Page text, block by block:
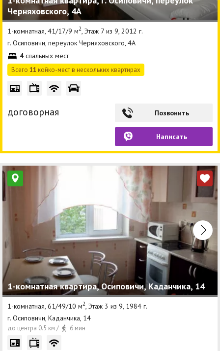
Черняховского, 4А
1-комнатная, 41/17/9 м2 , Этаж 7 из 9, 2012 г.
г. Осиповичи, переулок Черняховского, 4А
4 спальных мест
Всего 11 койко-мест в нескольких квартирах
договорная Позвонить
Написать
1-комнатная квартира, Осиповичи, Каданчика, 14
1-комнатная, 61/49/10 м2, Этаж 3 из 9, 1984 г.
г. Осиповичи, Каданчика, 14
до центра 0.5 км / 6 мин